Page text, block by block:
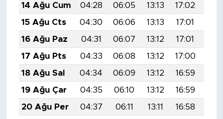
14 Ağu Cum
04:28 06:05 13:13 17:02
15 Ağu Cts
04:30 06:06 13:13 17:01
16 Ağu Paz
04:31 06:07 13:12 17:01
17 Ağu Pts
04:33 06:08 13:12 17:00
18 Ağu Sal
04:34 06:09 13:12 16:59
19 Ağu Çar
04:35 06:10 13:12 16:59
20 Ağu Per
04:37 06:11 13:11 16:58